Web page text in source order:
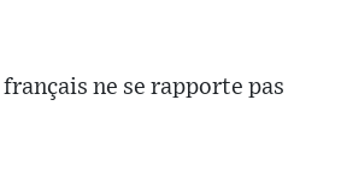
ne se rapporte pas